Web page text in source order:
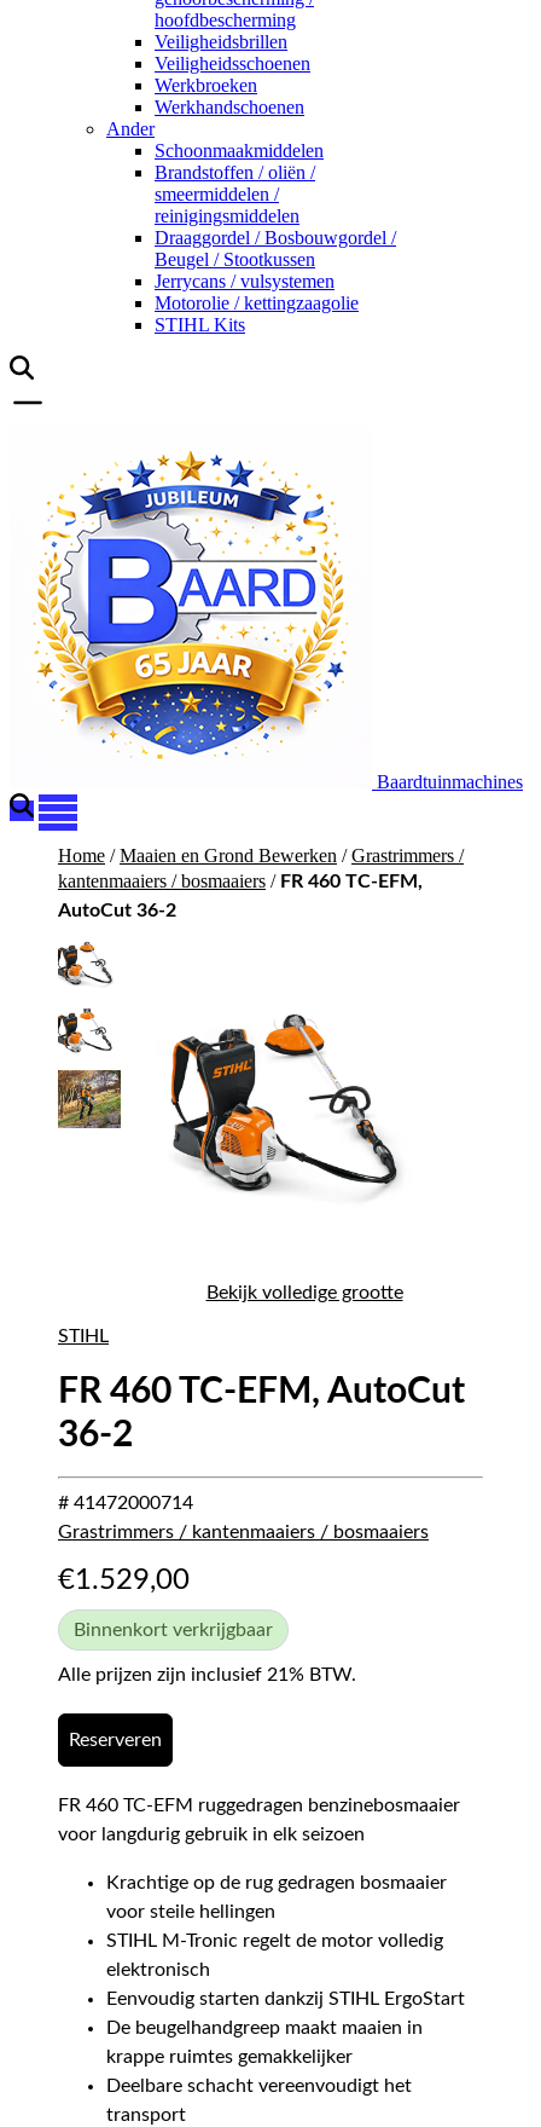
hoofdbescherming
Veiligheidsbrillen
Veiligheidsschoenen
Werkbroeken
Werkhandschoenen
Ander
Schoonmaakmiddelen
Brandstoffen / oliën /
smeermiddelen /
reinigingsmiddelen
Draaggordel / Bosbouwgordel /
Beugel / Stootkussen
Jerrycans / vulsystemen
Motorolie / kettingzaagolie
STIHL Kits
Baardtuinmachines
Home /Maaien en Grond Bewerken /Grastrimmers /
kantenmaaiers / bosmaaiers / FR 460 TC-EFM,
AutoCut 36-2
Bekijk volledige grootte
STIHL
FR 460 TC-EFM, AutoCut
36-2
# 41472000714
Grastrimmers / kantenmaaiers / bosmaaiers
€1.529,00
Binnenkort verkrijgbaar
Alle prijzen zijn inclusief 21% BTW.
Reserveren
FR 460 TC-EFM ruggedragen benzinebosmaaier
voor langdurig gebruik in elk seizoen
Krachtige op de rug gedragen bosmaaier
voor steile hellingen
STIHL M-Tronic regelt de motor volledig
elektronisch
Eenvoudig starten dankzij STIHL ErgoStart
De beugelhandgreep maakt maaien in
krappe ruimtes gemakkelijker
Deelbare schacht vereenvoudigt het
transport